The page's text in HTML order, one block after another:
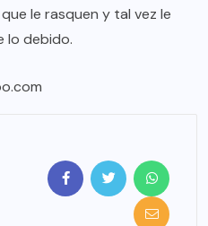
le rasquen y tal vez le
lo debido.